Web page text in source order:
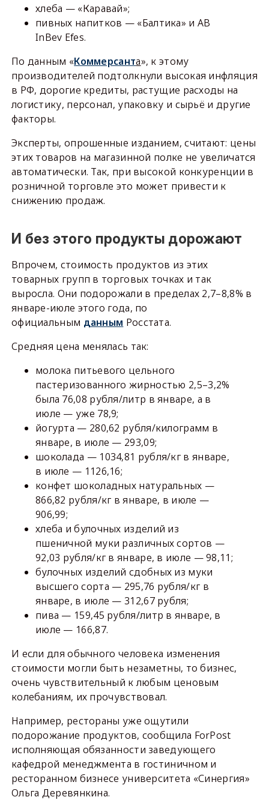
хлеба — «Каравай»;
пивных напитков — «Балтика» и AB
InBev Efes.
По данным «Коммерсанта», к этому
производителей подтолкнули высокая инфляция
в РФ, дорогие кредиты, растущие расходы на
логистику, персонал, упаковку и сырьё и другие
факторы.
Эксперты, опрошенные изданием, считают: цены
этих товаров на магазинной полке не увеличатся
автоматически. Так, при высокой конкуренции в
розничной торговле это может привести к
снижению продаж.
И без этого продукты дорожают
Впрочем, стоимость продуктов из этих
товарных групп в торговых точках и так
выросла. Они подорожали в пределах 2,7–8,8% в
январе-июле этого года, по
официальным данным Росстата.
Средняя цена менялась так:
молока питьевого цельного
пастеризованного жирностью 2,5–3,2%
была 76,08 рубля/литр в январе, а в
июле — уже 78,9;
йогурта — 280,62 рубля/килограмм в
январе, в июле — 293,09;
шоколада — 1034,81 рубля/кг в январе,
в июле — 1126,16;
конфет шоколадных натуральных —
866,82 рубля/кг в январе, в июле —
906,99;
хлеба и булочных изделий из
пшеничной муки различных сортов —
92,03 рубля/кг в январе, в июле — 98,11;
булочных изделий сдобных из муки
высшего сорта — 295,76 рубля/кг в
январе, в июле — 312,67 рубля;
пива — 159,45 рубля/литр в январе, в
июле — 166,87.
И если для обычного человека изменения
стоимости могли быть незаметны, то бизнес,
очень чувствительный к любым ценовым
колебаниям, их прочувствовал.
Например, рестораны уже ощутили
подорожание продуктов, сообщила ForPost
исполняющая обязанности заведующего
кафедрой менеджмента в гостиничном и
ресторанном бизнесе университета «Синергия»
Ольга Деревянкина.